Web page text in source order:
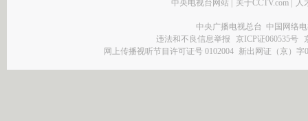
中央电视台网站 | 关于CCTV.com | 人
中央广播电视总台 中国网络
违法和不良信息举报
京ICP证060535号
网上传播视听节目许可证号 0102004 新出网证（京）